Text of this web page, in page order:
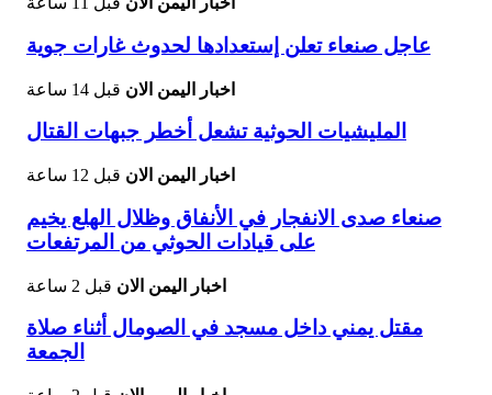
عاجل صنعاء تعلن إستعدادها لحدوث غارات جوية
اخبار اليمن الان قبل 14 ساعة
المليشيات الحوثية تشعل أخطر جبهات القتال
اخبار اليمن الان قبل 12 ساعة
صنعاء صدى الانفجار في الأنفاق وظلال الهلع يخيم
على قيادات الحوثي من المرتفعات
اخبار اليمن الان قبل 2 ساعة
مقتل يمني داخل مسجد في الصومال أثناء صلاة
الجمعة